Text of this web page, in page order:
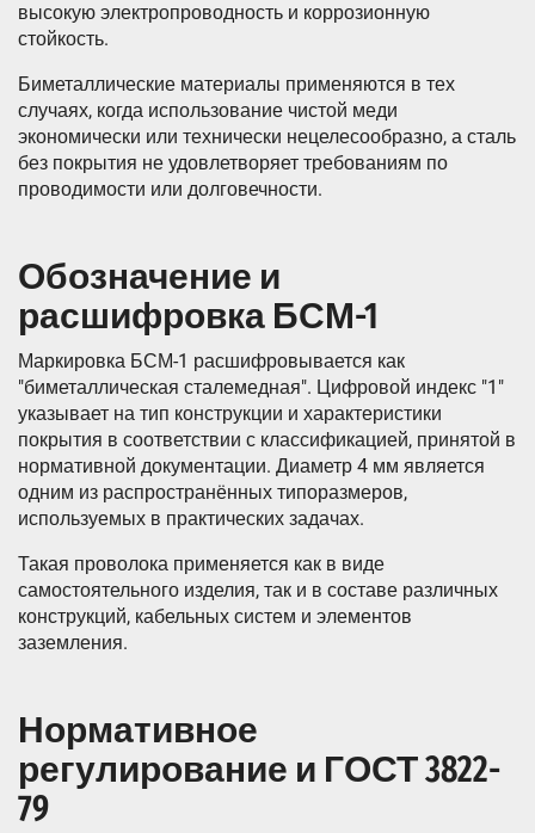
высокую электропроводность и коррозионную
стойкость.
Биметаллические материалы применяются в тех
случаях, когда использование чистой меди
экономически или технически нецелесообразно, а сталь
без покрытия не удовлетворяет требованиям по
проводимости или долговечности.
Обозначение и
расшифровка БСМ-1
Маркировка БСМ-1 расшифровывается как
"биметаллическая сталемедная". Цифровой индекс "1"
указывает на тип конструкции и характеристики
покрытия в соответствии с классификацией, принятой в
нормативной документации. Диаметр 4 мм является
одним из распространённых типоразмеров,
используемых в практических задачах.
Такая проволока применяется как в виде
самостоятельного изделия, так и в составе различных
конструкций, кабельных систем и элементов
заземления.
Нормативное
регулирование и ГОСТ 3822-
79